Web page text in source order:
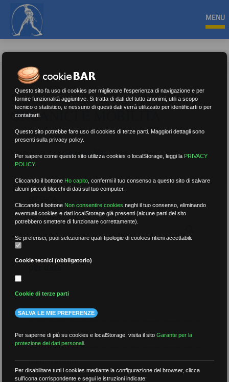
MENU
ORGANICI E MOBILITÀ
Nessun risultato.Rimuovi filtri
per data
più recenti
meno recenti
Questo sito fa uso di cookies per migliorare l'esperienza di navigazione e per
fornire funzionalità aggiuntive. Si tratta di dati del tutto anonimi, utili a scopo
tecnico o statistico, e nessuno di questi dati verrà utilizzato per identificarti o per
contattarti.
Questo sito potrebbe fare uso di cookies di terze parti. Maggiori dettagli sono
presenti sulla privacy policy.
Per sapere come questo sito utilizza cookies o localStorage, leggi la PRIVACY
POLICY.
Cliccando il bottone Ho capito ,confermi il tuo consenso a questo sito di salvare
alcuni piccoli blocchi di dati sul tuo computer.
Cliccando il bottone Non consentire cookies neghi il tuo consenso, eliminando
eventuali cookies e dati localStorage già presenti (alcune parti del sito
potrebbero smettere di funzionare correttamente).
Se preferisci, puoi selezionare quali tipologie di cookies ritieni accettabili:
Cookie tecnici (obbligatorio)
Cookie di terze parti
SALVA LE MIE PREFERENZE
Per saperne di più su cookies e localStorage, visita il sitoGarante per la
protezione dei dati personali
Per disabilitare tutti i cookies mediante la configurazione del browser, clicca
sull'icona corrispondente e segui le istruzioni indicate: